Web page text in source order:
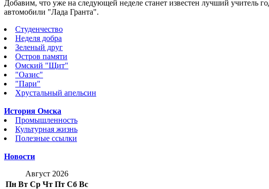
Добавим, что уже на следующей неделе станет известен лучший учитель
автомобили "Лада Гранта".
Студенчество
Неделя добра
Зеленый друг
Остров памяти
Омский "Щит"
"Оазис"
"Пари"
Хрустальный апельсин
История Омска
Промышленность
Культурная жизнь
Полезные ссылки
Новости
Август 2026
Пн Вт Ср Чт Пт Сб Вс